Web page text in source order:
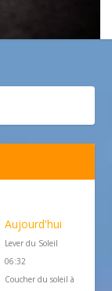
Aujourd'hui
Lever du Soleil
06:32
Coucher du soleil à